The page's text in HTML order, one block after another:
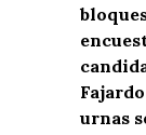
urnas